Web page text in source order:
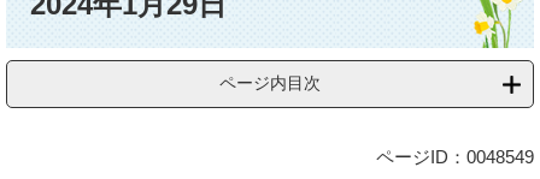
ページ内目次
ページID：0048549